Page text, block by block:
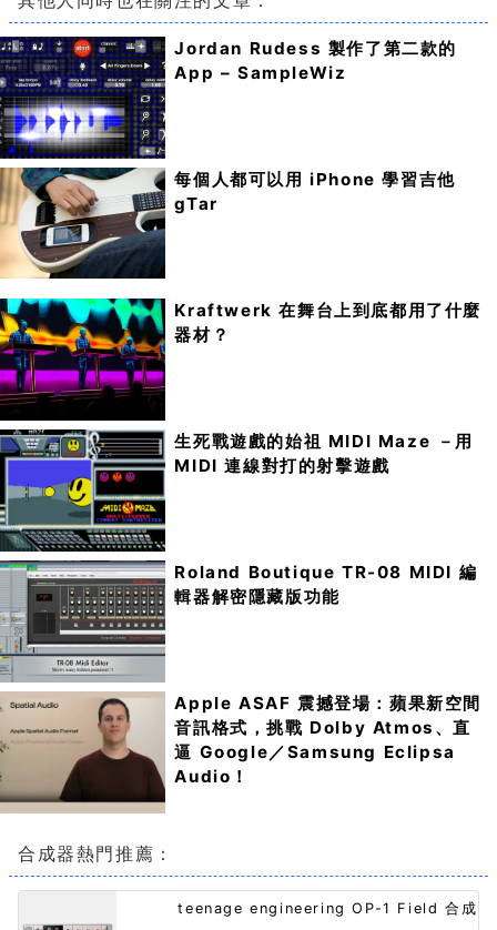
Jordan Rudess 製作了第二款的
App – SampleWiz
每個人都可以用 iPhone 學習吉他
gTar
Kraftwerk 在舞台上到底都用了什麼
器材？
生死戰遊戲的始祖 MIDI Maze －用
MIDI 連線對打的射擊遊戲
Roland Boutique TR-08 MIDI 編
輯器解密隱藏版功能
Apple ASAF 震撼登場：蘋果新空間
音訊格式，挑戰 Dolby Atmos、直
逼 Google／Samsung Eclipsa
Audio！
合成器熱門推薦：
teenage engineering OP-1 Field 合成